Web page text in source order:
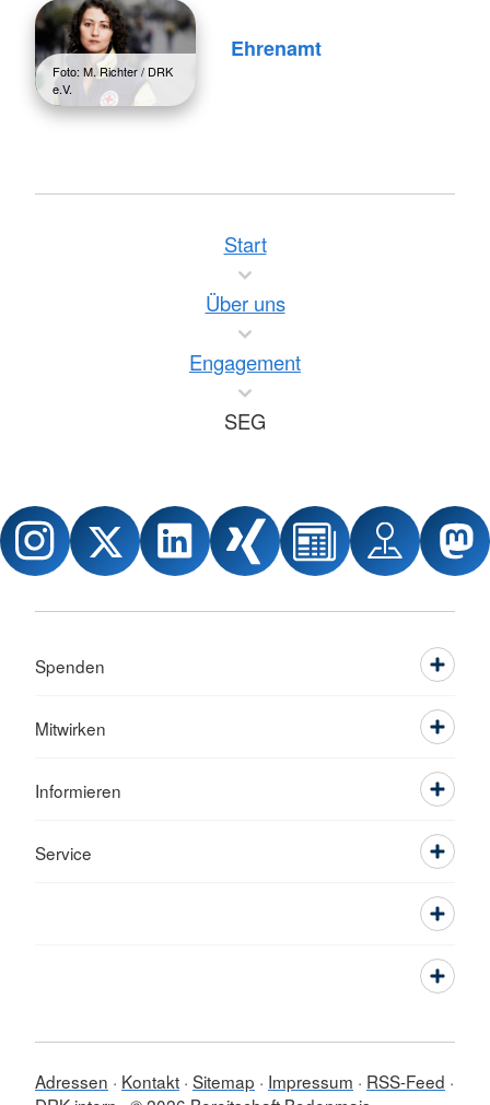
Foto: M. Richter / DRK
e.V.
Ehrenamt
Start
Über uns
Engagement
SEG
Spenden
Mitwirken
Informieren
Service
Adressen Kontakt Sitemap Impressum
RSS-Feed